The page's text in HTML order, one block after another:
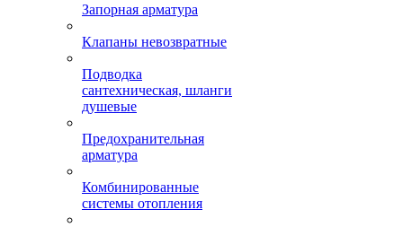
Запорная арматура
Клапаны невозвратные
Подводка
сантехническая, шланги
душевые
Предохранительная
арматура
Комбинированные
системы отопления